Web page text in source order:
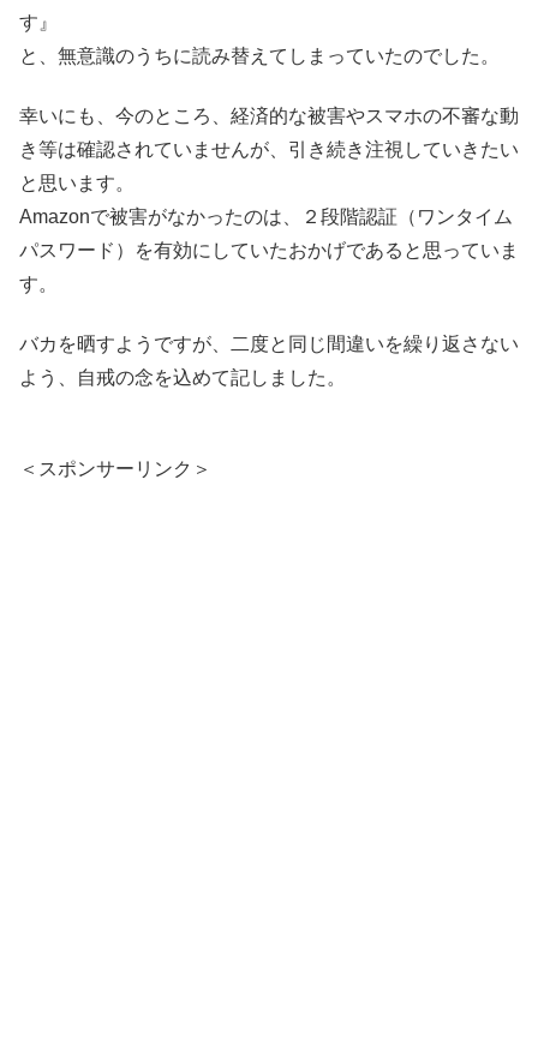
す』
と、無意識のうちに読み替えてしまっていたのでした。
幸いにも、今のところ、経済的な被害やスマホの不審な動
き等は確認されていませんが、引き続き注視していきたい
と思います。
Amazonで被害がなかったのは、２段階認証（ワンタイム
パスワード）を有効にしていたおかげであると思っていま
す。
バカを晒すようですが、二度と同じ間違いを繰り返さない
よう、自戒の念を込めて記しました。
＜スポンサーリンク＞